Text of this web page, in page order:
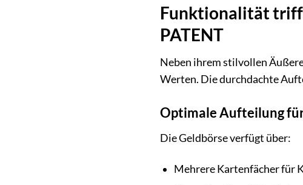
Funktionalität trifft
PATENT
Neben ihrem stilvollen
Werten. Die durchdachte
Optimale Aufteilung
Die Geldbörse verfügt über:
Mehrere Kartenfächer für